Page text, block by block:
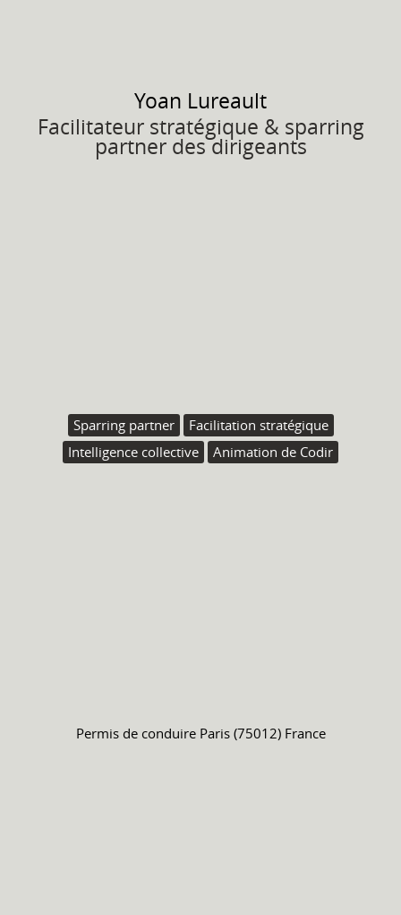
Yoan Lureault
Facilitateur stratégique & sparring
partner des dirigeants
Sparring partner
Facilitation stratégique
Intelligence collective
Animation de Codir
Permis de conduire Paris (75012) France